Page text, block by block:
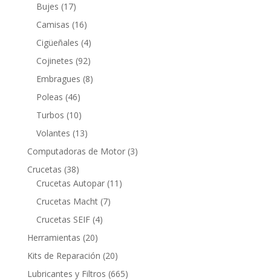
Bujes 1717
productos
Camisas 1616
productos
Cigüeñales 44
productos
Cojinetes 9292
productos
Embragues 88
Poleas 4646
productos
Turbos 1010
productos
Volantes 1313
productos
Computadoras de Motor 33
Crucetas 3838
productos
Crucetas Autopar 11 11
Crucetas Macht 77
Crucetas SEIF 44
Herramientas 2020
productos
Kits de Reparación 2020
productos
Lubricantes y Filtros 665665